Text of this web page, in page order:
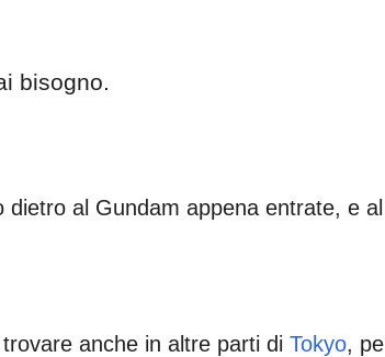
bisogno.
dietro al Gundam appena entrate, e al
anche in altre parti di Tokyo,